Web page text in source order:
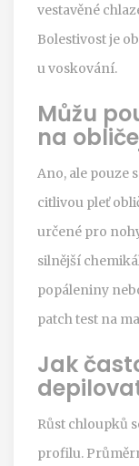
vestavěné
Bolestivost je
u voskování.
Můžu
na
Ano, ale pouze
citlivou pleť
určené pro
silnější
popáleniny
patch test na
Jak
Růst chloupků
profilu.